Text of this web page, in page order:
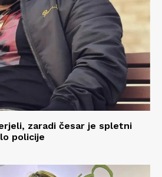
zaradi česar je spletni
policije